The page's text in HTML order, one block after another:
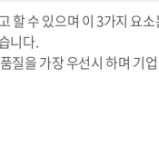
할 수 있으며 이 3가지 요
니다.
질을 가장 우선시 하며 기